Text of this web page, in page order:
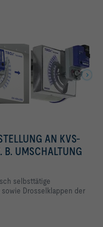
AN KVS-
B. UMSCHALTUNG
selbsttätige
sowie Drosselklappen der